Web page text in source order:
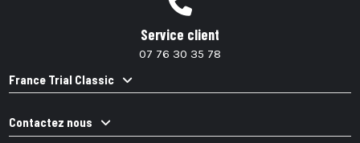
Service client
07 76 30 35 78
France Trial Classic
Contactez nous